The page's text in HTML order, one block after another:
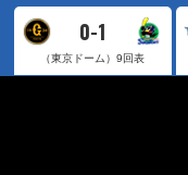
0-1
（東京ドーム）9回表